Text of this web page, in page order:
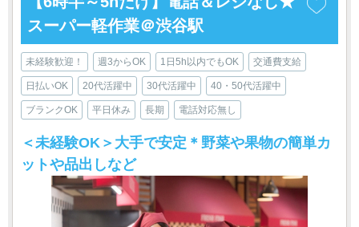
スーパー軽作業＠渋谷駅
未経験歓迎！ 週3からOK 1日5h以内でもOK 交通費支給
日払いOK 20代活躍中 30代活躍中 40・50代活躍中
ブランクOK 平日休み 長期 電話対応無し
＜未経験OK＞大手で安定＊野菜や果物の簡単カ
ットや品出しなど